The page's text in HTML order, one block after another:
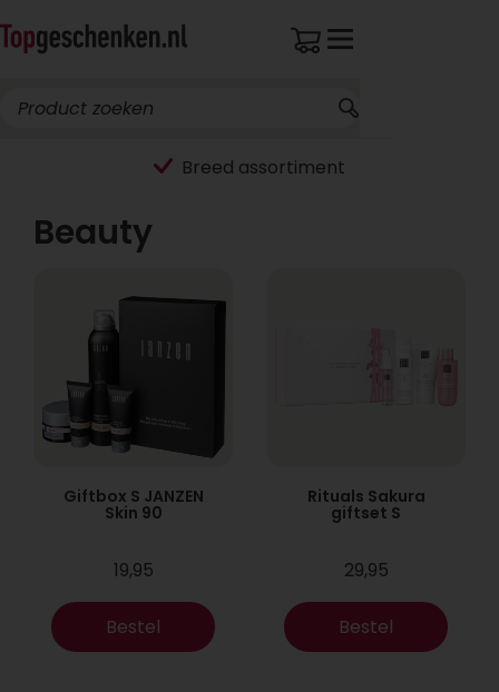
Breed assortiment
Beauty
Giftbox S JANZEN
Skin 90
19,95
Bestel
Rituals Sakura
giftset S
29,95
Bestel